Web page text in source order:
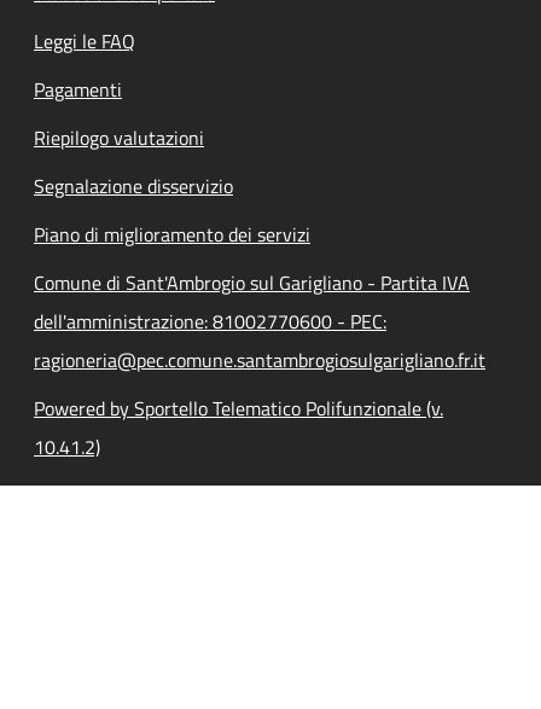
Leggi le FAQ
Pagamenti
Riepilogo valutazioni
Segnalazione disservizio
Piano di miglioramento dei servizi
Comune di Sant'Ambrogio sul Garigliano - Partita IVA
dell'amministrazione: 81002770600 - PEC:
ragioneria@pec.comune.santambrogiosulgarigliano.fr.it
Powered by Sportello Telematico Polifunzionale (v.
10.41.2)